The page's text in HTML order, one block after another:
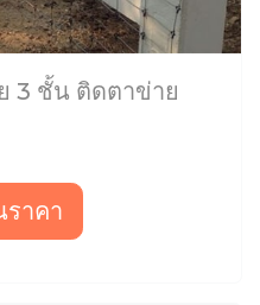
3 ชั้น ติดตาข่าย
ราคา